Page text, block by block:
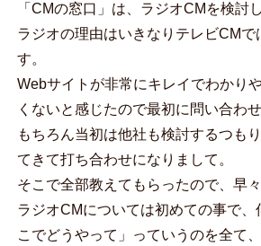
「CMの窓口」は、ラジオCMを検討
ラジオの理由はいきなりテレビCM
す。
Webサイトが非常にキレイでわかり
くないと感じたので最初に問い合わ
もちろん当初は他社も検討するつも
てきて打ち合わせになりまして。
そこで全部教えてもらったので、早
ラジオCMについては初めての事で
こでどうやって」っていうのを全て